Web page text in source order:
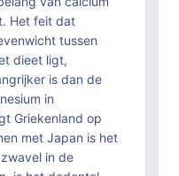
Het feit dat
tussen
dieet ligt,
is dan de
in
Griekenland op
met Japan is het
in de